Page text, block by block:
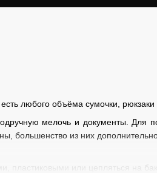
любого объёма сумочки,
мелочь и документы. Для
большенство из них
пластиковыми или цепляться на бак.